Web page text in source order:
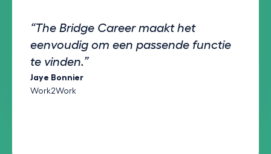
“The Bridge Career maakt het
eenvoudig om een passende functie
te vinden.”
Jaye Bonnier
Work2Work